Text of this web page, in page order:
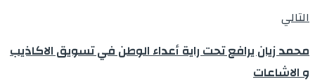
التالي
محمد زيان يرافع تحت راية أعداء الوطن في تسويق الاكاذيب
و الاشاعات